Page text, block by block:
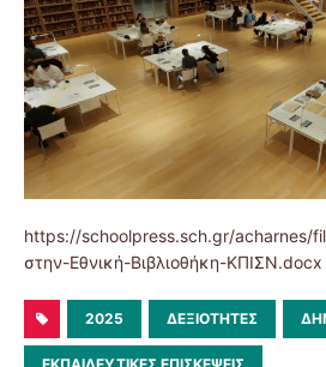
https://schoolpress.sch.gr/acharnes/
στην-Εθνική-Βιβλιοθήκη-ΚΠΙΣΝ.docx
2025 ΔΕΞΙΌΤΗΤΕΣ